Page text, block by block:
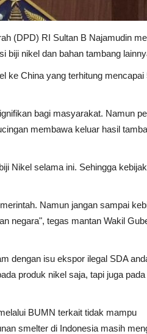
(DPD) RI Sultan B Najamudin
biji nikel dan bahan tambang
ke China yang terhitung mencapai
bagi masyarakat. Namun
membawa keluar hasil
Nikel selama ini. Sehingga
Namun jangan sampai
negara", tegas mantan Wakil
dengan isu ekspor ilegal SDA
produk nikel saja, tapi juga
BUMN terkait tidak mampu
smelter di Indonesia masih